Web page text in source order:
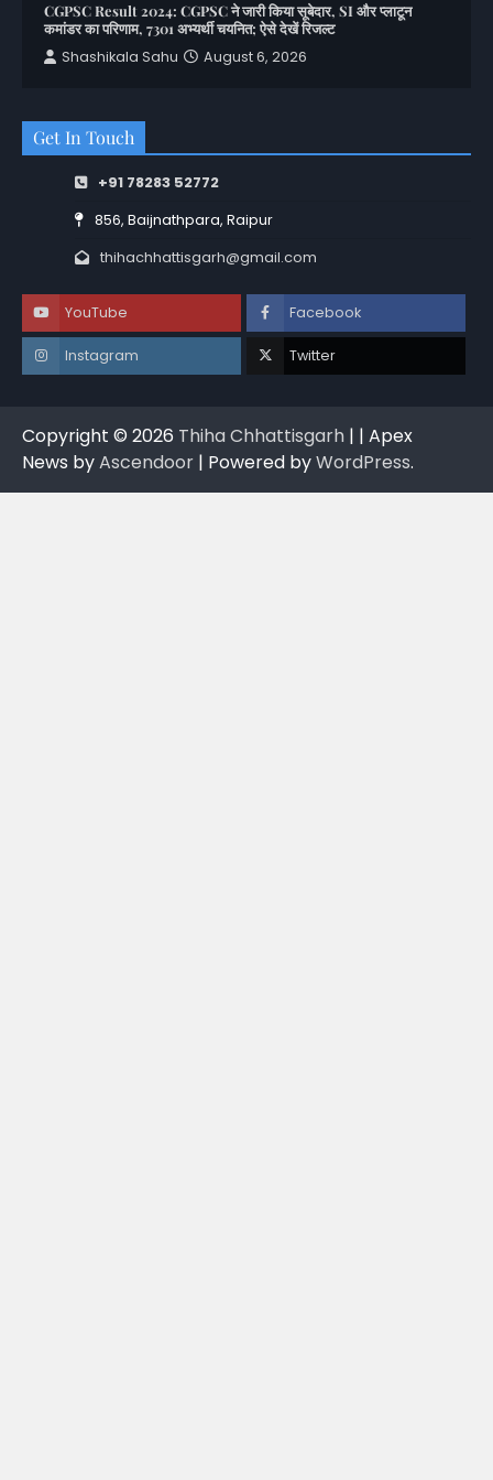
CGPSC Result 2024: CGPSC ने जारी किया सूबेदार, SI और प्लाटून
कमांडर का परिणाम, 7301 अभ्यर्थी चयनित; ऐसे देखें रिजल्ट
Shashikala Sahu
August 6, 2026
Get In Touch
+91 78283 52772
856, Baijnathpara, Raipur
thihachhattisgarh@gmail.com
YouTube Facebook
Instagram Twitter
Copyright © 2026 Thiha Chhattisgarh | | Apex
News byAscendoor | Powered byWordPress.